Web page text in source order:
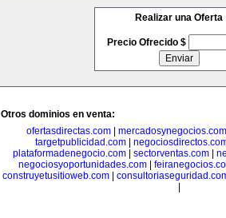
Realizar una Oferta
Precio Ofrecido $
Otros dominios en venta:
ofertasdirectas.com
mercadosynegocios.com
targetpublicidad.com
plataformadenegocio.com| sectorventas.com|
negociosyoportunidades.com
construyetusitioweb.com|